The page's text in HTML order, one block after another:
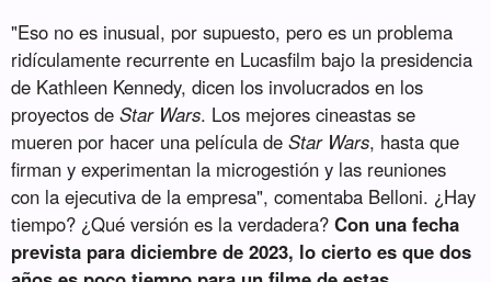
"Eso no es inusual, por supuesto, pero es un problema
ridículamente recurrente en Lucasfilm bajo la presidencia
de Kathleen Kennedy, dicen los involucrados en los
proyectos deStar Wars. Los mejores cineastas se
mueren por hacer una película deStar Wars, hasta que
firman y experimentan la microgestión y las reuniones
con la ejecutiva de la empresa", comentaba Belloni. ¿Hay
tiempo? ¿Qué versión es la verdadera?Con una fecha
prevista para diciembre de 2023, lo cierto es que dos